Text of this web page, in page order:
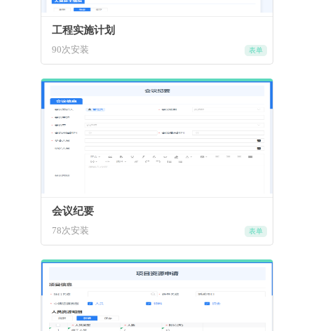
工程实施计划
90次安装 表单
会议纪要
78次安装 表单